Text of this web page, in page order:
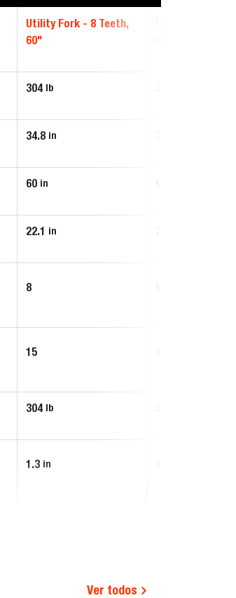
Utility Fork - 8 Teeth,
60"
304 lb
34.8 in
60 in
22.1 in
8
15
304 lb
1.3 in
Ver todos